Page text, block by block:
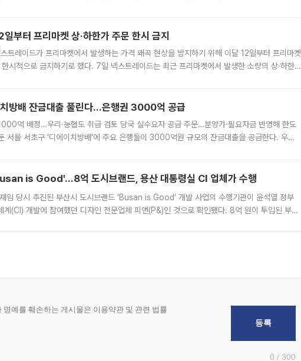
부터 프리마켓 상·하한가 주문 한시 금지
트레이드가 프리마켓에서 발생하는 가격 왜곡 현상을 방지하기 위해 이달 12일부터 프리마켓
한시적으로 금지하기로 했다. 7일 넥스트레이드는 최근 프리마켓에서 발생한 소량의 상·하한
방배 잔금대출 풀린다…은행권 3000억 공급
억 배정…우리·농협도 취급 검토 당국 실수요자 공급 주문…분양가·필요자금 반영해 한도
서울 서초구 ‘디에이치방배’에 주요 은행들이 3000억원 규모의 잔금대출을 공급한다. 우리
is Good'…8억 도시브랜드, 용산 대통령실 CI 업체가 수행
임 당시 추진된 부산시 도시브랜드 ‘Busan is Good’ 개발 사업의 수행기관이 윤석열 정부
계(CI) 개발에 참여했던 디자인 전문업체 피앤(P&)인 것으로 확인됐다. 8억 원이 투입된 부산
0 / 300